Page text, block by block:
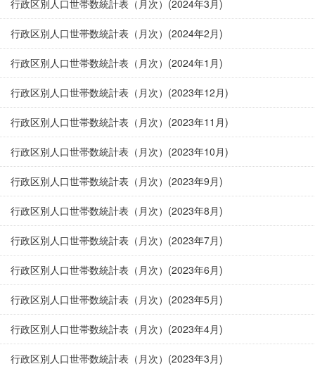
行政区別人口世帯数統計表（月次）(2024年3月)
行政区別人口世帯数統計表（月次）(2024年2月)
行政区別人口世帯数統計表（月次）(2024年1月)
行政区別人口世帯数統計表（月次）(2023年12月)
行政区別人口世帯数統計表（月次）(2023年11月)
行政区別人口世帯数統計表（月次）(2023年10月)
行政区別人口世帯数統計表（月次）(2023年9月)
行政区別人口世帯数統計表（月次）(2023年8月)
行政区別人口世帯数統計表（月次）(2023年7月)
行政区別人口世帯数統計表（月次）(2023年6月)
行政区別人口世帯数統計表（月次）(2023年5月)
行政区別人口世帯数統計表（月次）(2023年4月)
行政区別人口世帯数統計表（月次）(2023年3月)